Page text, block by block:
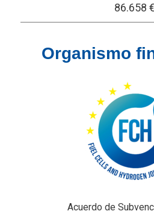
86.658 €
Organismo
Acuerdo de